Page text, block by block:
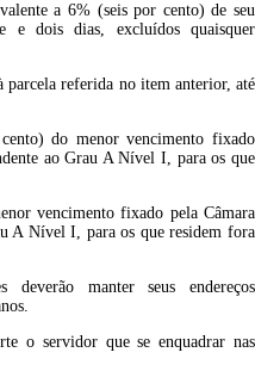
a 6% (seis por cento) de seu
e dois dias, excluídos quaisquer
parcela referida no item anterior, até
do menor vencimento fixado
ao Grau A Nível I, para os que
vencimento fixado pela Câmara
A Nível I, para os que residem fora
deverão manter seus endereços
o servidor que se enquadrar nas